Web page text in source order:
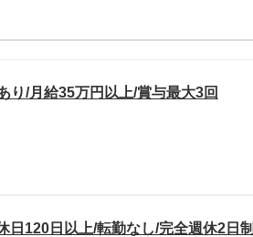
り/月給35万円以上/賞与最大3回
日120日以上/転勤なし/完全週休2日制